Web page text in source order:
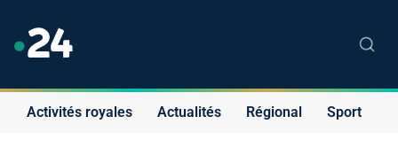
Activités royales Actualités Régional Sport